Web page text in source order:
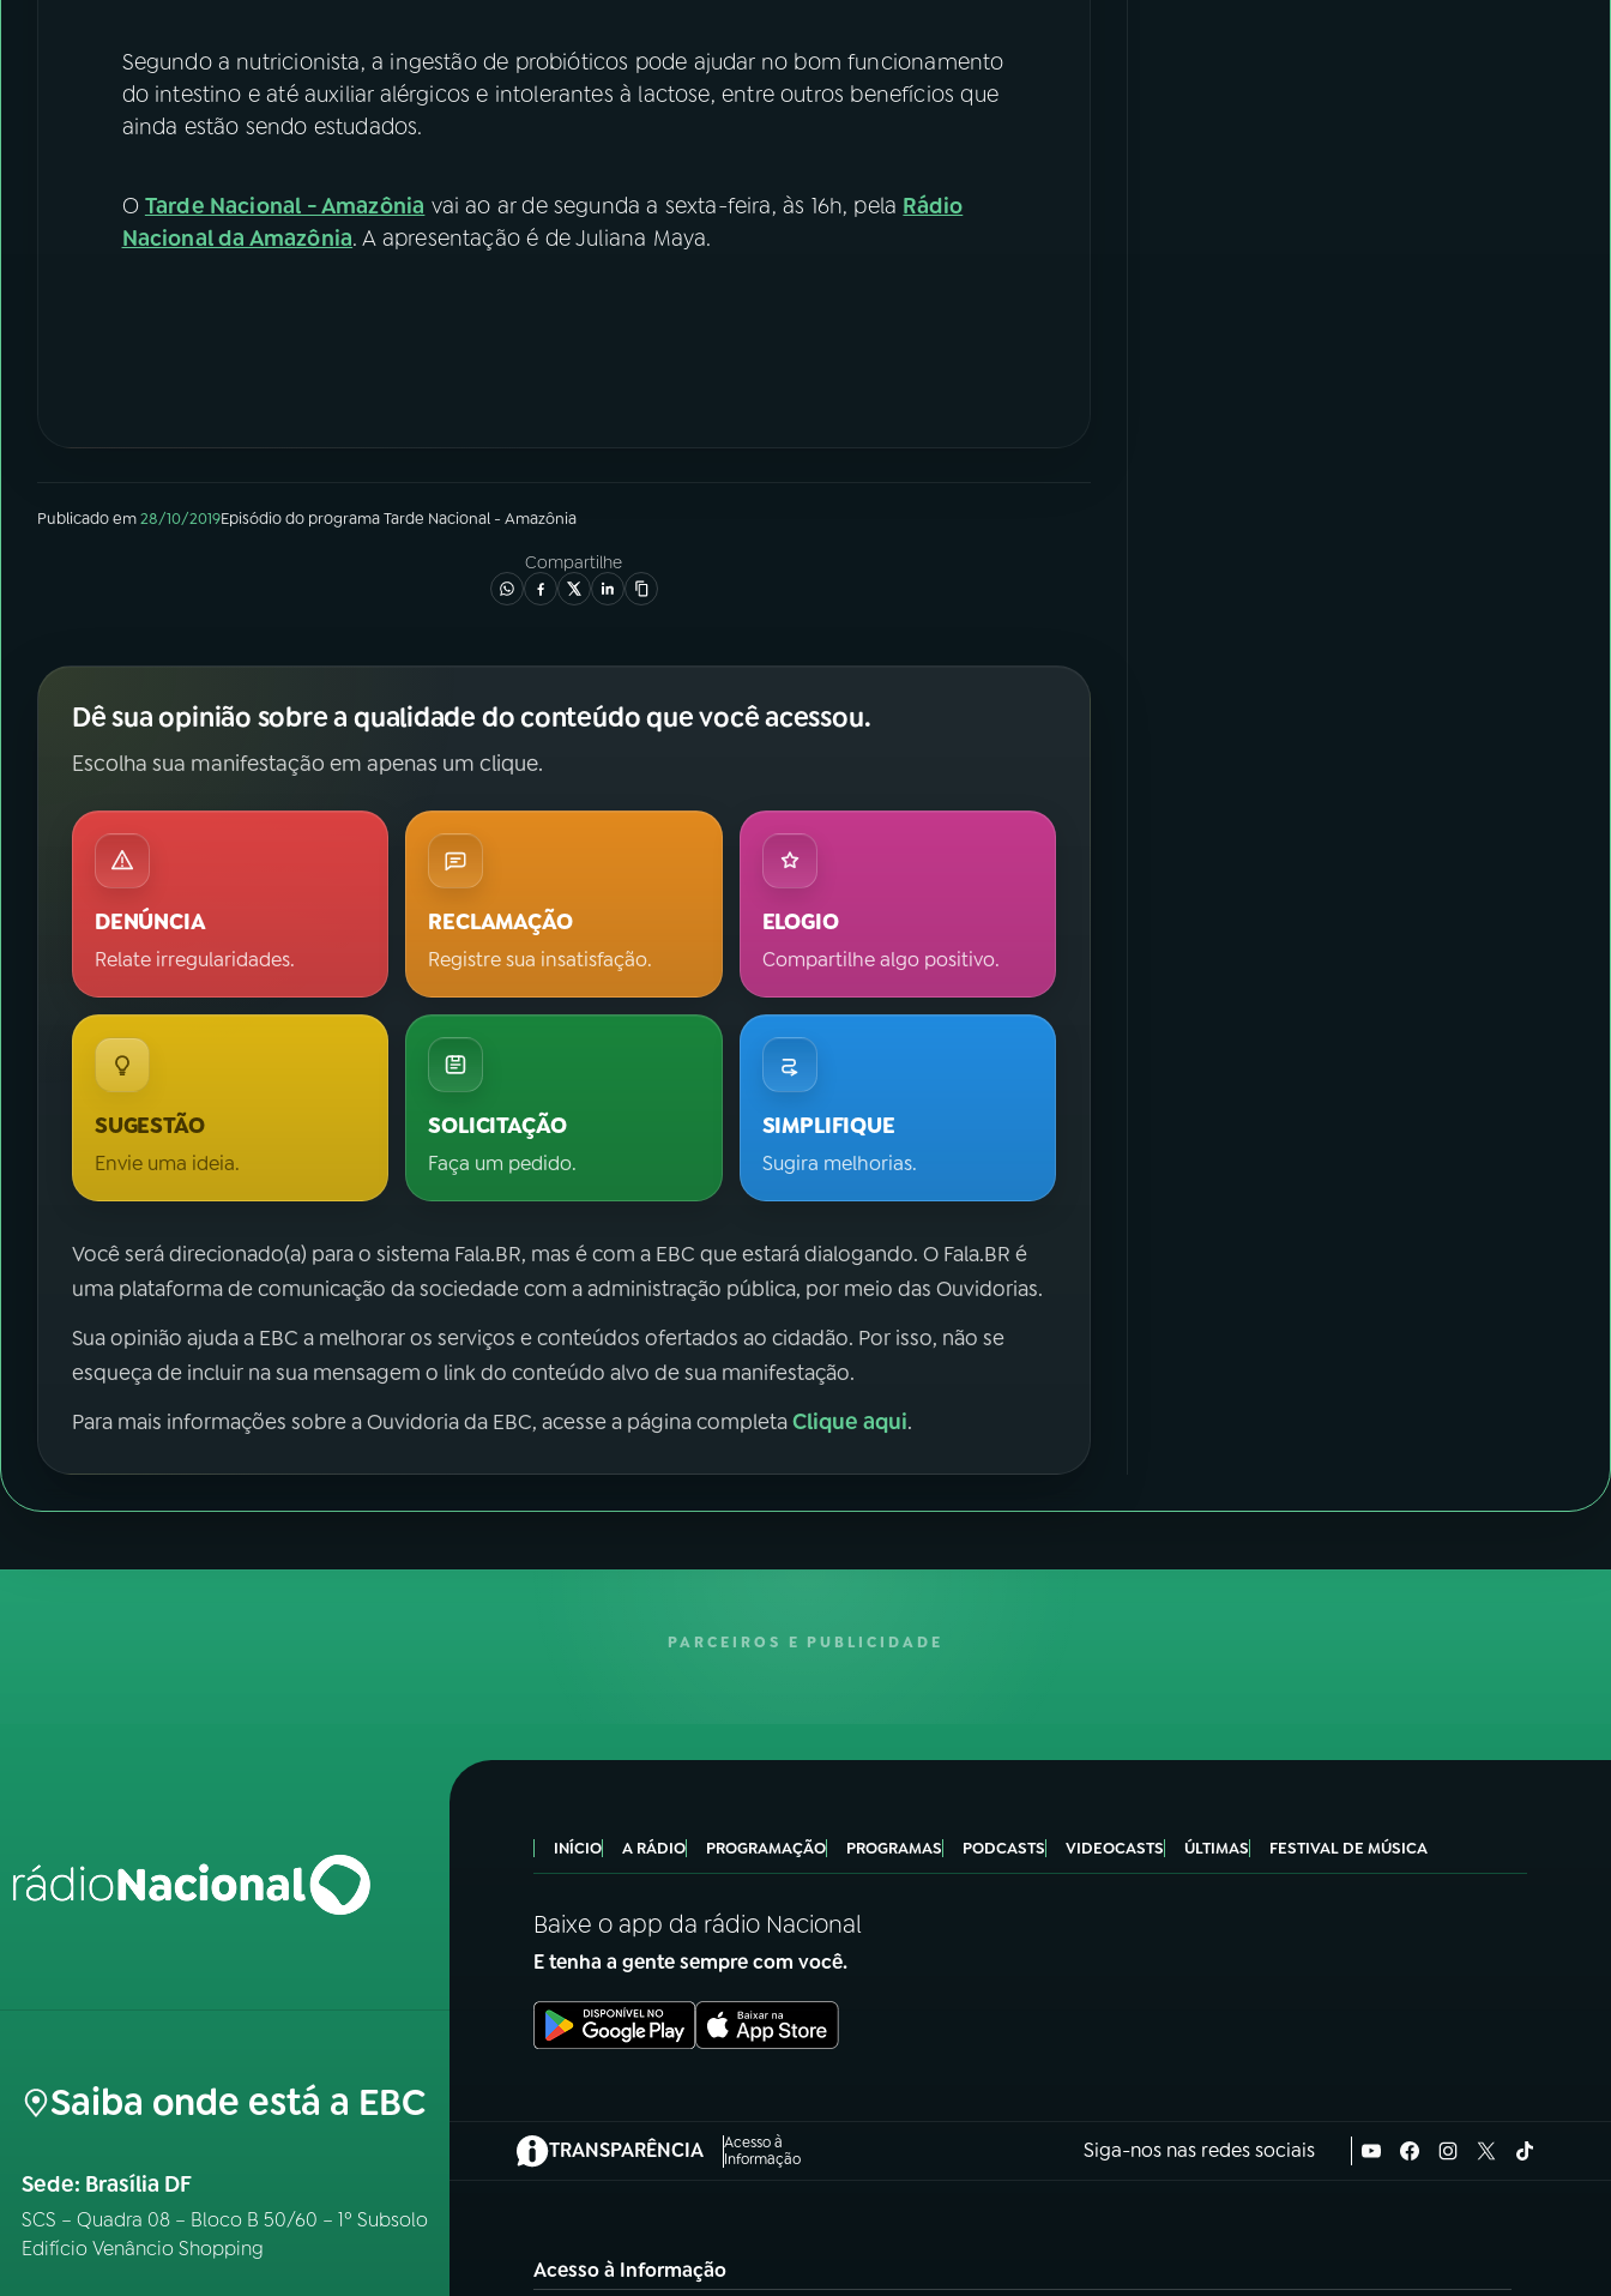
Segundo a nutricionista, a ingestão de probióticos pode ajudar no bom funcionamento
do intestino e até auxiliar alérgicos e intolerantes à lactose, entre outros benefícios que
ainda estão sendo estudados.
O Tarde Nacional - Amazônia vai ao ar de segunda a sexta-feira, às 16h, pela Rádio
Nacional da Amazônia. A apresentação é de Juliana Maya.
Publicado em28/10/2019Episódiodo programaTarde Nacional - Amazônia
Compartilhe
Dê sua opinião sobre a qualidade do conteúdo que você acessou.
Escolha sua manifestação em apenas um clique.
DENÚNCIA
Relate irregularidades.
RECLAMAÇÃO
Registre sua insatisfação.
ELOGIO
Compartilhe algo positivo.
SUGESTÃO
Envie uma ideia.
SOLICITAÇÃO
Faça um pedido.
SIMPLIFIQUE
Sugira melhorias.
Você será direcionado(a) para o sistema Fala.BR, mas é com a EBC que estará dialogando. O Fala.BR é
uma plataforma de comunicação da sociedade com a administração pública, por meio das Ouvidorias.
Sua opinião ajuda a EBC a melhorar os serviços e conteúdos ofertados ao cidadão. Por isso, não se
esqueça de incluir na sua mensagem o link do conteúdo alvo de sua manifestação.
Para mais informações sobre a Ouvidoria da EBC, acesse a página completaClique aqui.
PARCEIROS E PUBLICIDADE
Saiba onde está a EBC
Sede: Brasília DF
SCS – Quadra 08 – Bloco B 50/60 – 1º Subsolo
Edifício Venâncio Shopping
INÍCIO A RÁDIO PROGRAMAÇÃO PROGRAMAS PODCASTS VIDEOCASTS ÚLTIMAS FESTIVAL DE MÚSICA
Baixe o app da rádio Nacional
E tenha a gente sempre com você.
TRANSPARÊNCIA
Acesso à
Informação
(abre em nova aba) Siga-nos nas redes sociais
Acesso à Informação